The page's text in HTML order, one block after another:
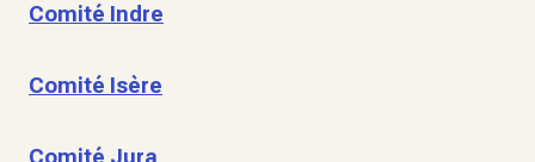
Comité Indre
Comité Isère
Comité Jura